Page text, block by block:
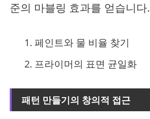
준의 마블링 효과를 얻습니다.
페인트와 물 비율 찾기
프라이머의 표면 균일화
패턴 만들기의 창의적 접근